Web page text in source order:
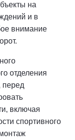
на
и в
внимание
отделения
перед
включая
спортивного